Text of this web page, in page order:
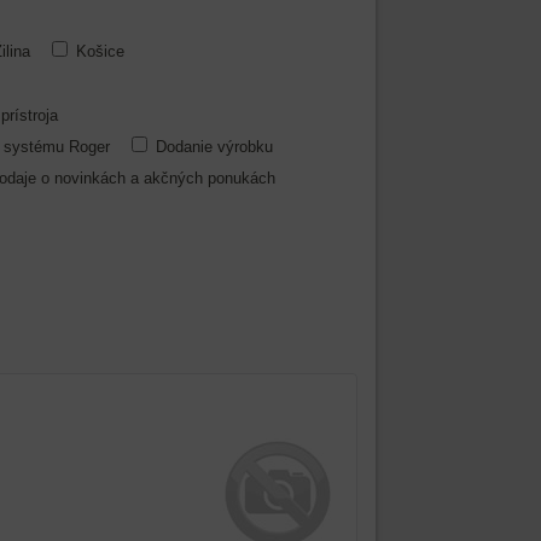
Košice
Roger
Dodanie výrobku
o novinkách a akčných ponukách